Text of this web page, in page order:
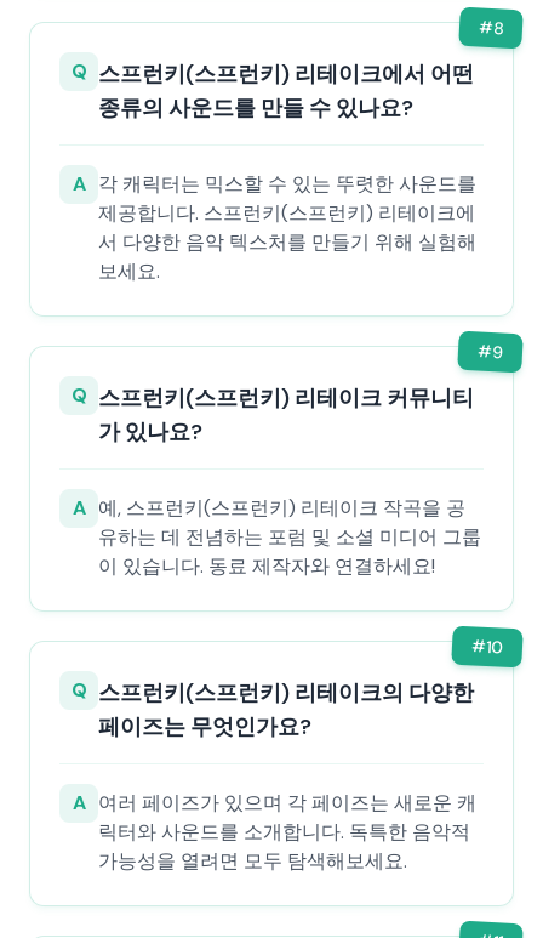
#8
Q 스프런키(스프런키) 리테이크에서 어떤
종류의 사운드를 만들 수 있나요?
A 각 캐릭터는 믹스할 수 있는 뚜렷한 사운드를
제공합니다. 스프런키(스프런키) 리테이크에
서 다양한 음악 텍스처를 만들기 위해 실험해
보세요.
#9
Q 스프런키(스프런키) 리테이크 커뮤니티
가 있나요?
A 예, 스프런키(스프런키) 리테이크 작곡을 공
유하는 데 전념하는 포럼 및 소셜 미디어 그룹
이 있습니다. 동료 제작자와 연결하세요!
#10
Q 스프런키(스프런키) 리테이크의 다양한
페이즈는 무엇인가요?
A 여러 페이즈가 있으며 각 페이즈는 새로운 캐
릭터와 사운드를 소개합니다. 독특한 음악적
가능성을 열려면 모두 탐색해보세요.